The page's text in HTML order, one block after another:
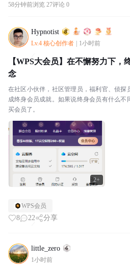
58分钟前浏览 27评论 0
Hypnotist
Lv.4 核心创作者 1小时前
2+
【WPS大会员】在不懈努力下，
念
在社区小伙伴，社区管理员，福利官、侦探
成终身会员成就。如果说终身会员有什么不
买会员了。
WPS会员
8 22 分享
little_zero
1小时前